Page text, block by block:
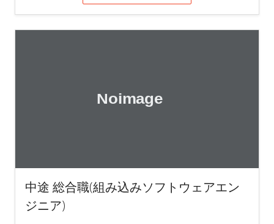
中途 総合職(組み込みソフトウェアエン
ジニア)